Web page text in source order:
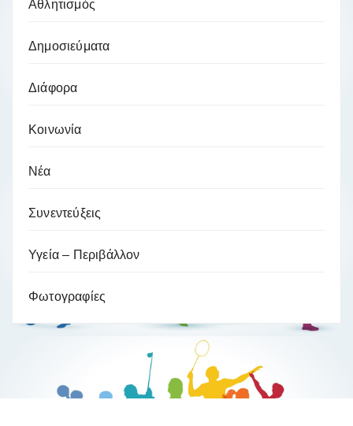
Αθλητισμός
Δημοσιεύματα
Διάφορα
Κοινωνία
Νέα
Συνεντεύξεις
Υγεία – Περιβάλλον
Φωτογραφίες